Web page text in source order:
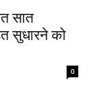
सात
सुधारने को
0